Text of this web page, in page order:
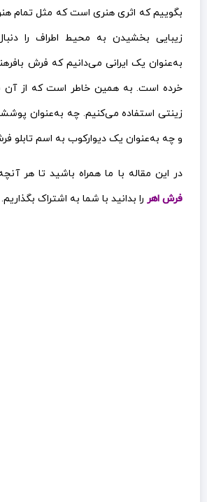
بگوییم که اثری هنری است که مثل تمام
زیبایی بخشیدن به محیط اطراف را
به‌عنوان یک ایرانی می‌دانیم که فرش
خرده است. به همین خاطر است که از آن
زینتی استفاده می‌کنیم. چه به‌عنوان
و چه به‌عنوان یک دیوارکوب به اسم تابلو
در این مقاله با ما همراه باشید تا هر
فرش اهر را بدانید با شما به اشتراک بگذاریم.